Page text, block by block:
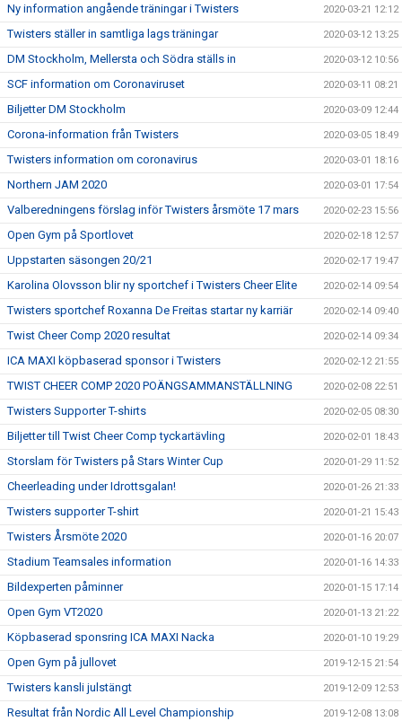
Ny information angående träningar i Twisters 2020-03-21 12:12
Twisters ställer in samtliga lags träningar 2020-03-12 13:25
DM Stockholm, Mellersta och Södra ställs in 2020-03-12 10:56
SCF information om Coronaviruset 2020-03-11 08:21
Biljetter DM Stockholm 2020-03-09 12:44
Corona-information från Twisters 2020-03-05 18:49
Twisters information om coronavirus 2020-03-01 18:16
Northern JAM 2020 2020-03-01 17:54
Valberedningens förslag inför Twisters årsmöte 17 mars 2020-02-23 15:56
Open Gym på Sportlovet 2020-02-18 12:57
Uppstarten säsongen 20/21 2020-02-17 19:47
Karolina Olovsson blir ny sportchef i Twisters Cheer Elite 2020-02-14 09:54
Twisters sportchef Roxanna De Freitas startar ny karriär 2020-02-14 09:40
Twist Cheer Comp 2020 resultat 2020-02-14 09:34
ICA MAXI köpbaserad sponsor i Twisters 2020-02-12 21:55
TWIST CHEER COMP 2020 POÄNGSAMMANSTÄLLNING 2020-02-08 22:51
Twisters Supporter T-shirts 2020-02-05 08:30
Biljetter till Twist Cheer Comp tyckartävling 2020-02-01 18:43
Storslam för Twisters på Stars Winter Cup 2020-01-29 11:52
Cheerleading under Idrottsgalan! 2020-01-26 21:33
Twisters supporter T-shirt 2020-01-21 15:43
Twisters Årsmöte 2020 2020-01-16 20:07
Stadium Teamsales information 2020-01-16 14:33
Bildexperten påminner 2020-01-15 17:14
Open Gym VT2020 2020-01-13 21:22
Köpbaserad sponsring ICA MAXI Nacka 2020-01-10 19:29
Open Gym på jullovet 2019-12-15 21:54
Twisters kansli julstängt 2019-12-09 12:53
Resultat från Nordic All Level Championship 2019-12-08 13:08